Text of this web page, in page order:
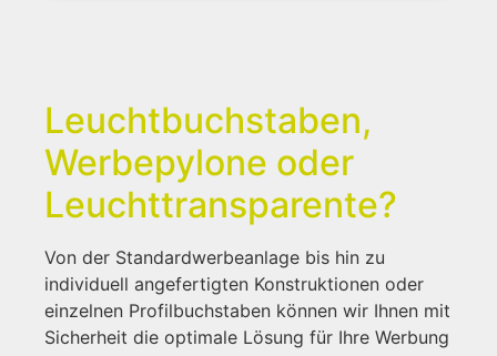
Leuchtbuchstaben,
Werbepylone oder
Leuchttransparente?
Von der Standardwerbeanlage bis hin zu
individuell angefertigten Konstruktionen oder
einzelnen Profilbuchstaben können wir Ihnen mit
Sicherheit die optimale Lösung für Ihre Werbung